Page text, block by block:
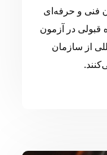
فنی و حرفه‌ای
در آزمون
از سازمان